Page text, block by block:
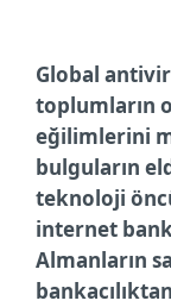
Global
toplumların
eğilimlerini
bulguların
teknoloji
internet
Almanların